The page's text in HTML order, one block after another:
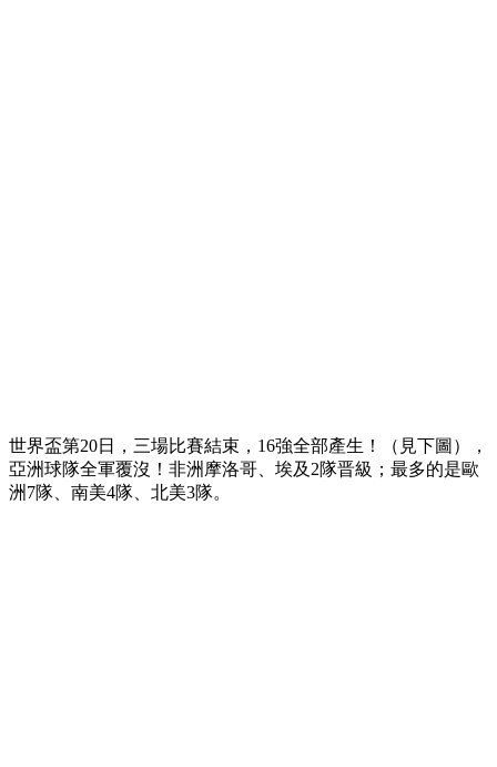
世界盃第20日，三場比賽結束，16強全部產生！（見下圖），
亞洲球隊全軍覆沒！非洲摩洛哥、埃及2隊晋級；最多的是歐
洲7隊、南美4隊、北美3隊。